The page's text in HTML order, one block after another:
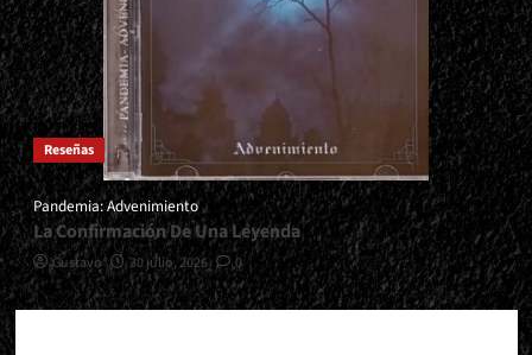
Reseñas
Pandemia: Advenimiento
La Confirmación De Una Leyenda
Gustavo 30 julio, 2026 0